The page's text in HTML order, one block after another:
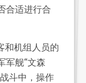
合适进行合
和机组人员的
军舰“文森
斗中，操作